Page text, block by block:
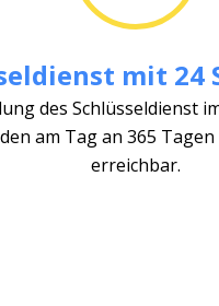
mit 24
des Schlüsseldienst
am Tag an 365
erreichbar.